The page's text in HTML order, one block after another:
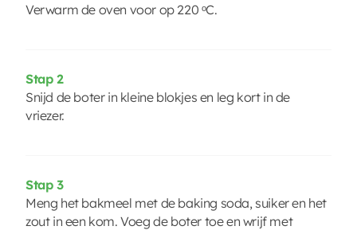
Verwarm de oven voor op 220 ᵒC.
Stap 2
Snijd de boter in kleine blokjes en leg kort in de
vriezer.
Stap 3
Meng het bakmeel met de baking soda, suiker en het
zout in een kom. Voeg de boter toe en wrijf met